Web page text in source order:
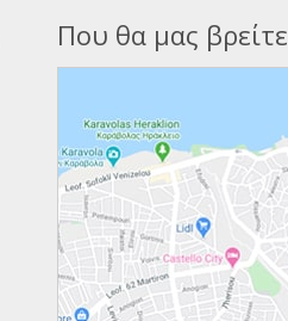
Που θα μας βρείτε